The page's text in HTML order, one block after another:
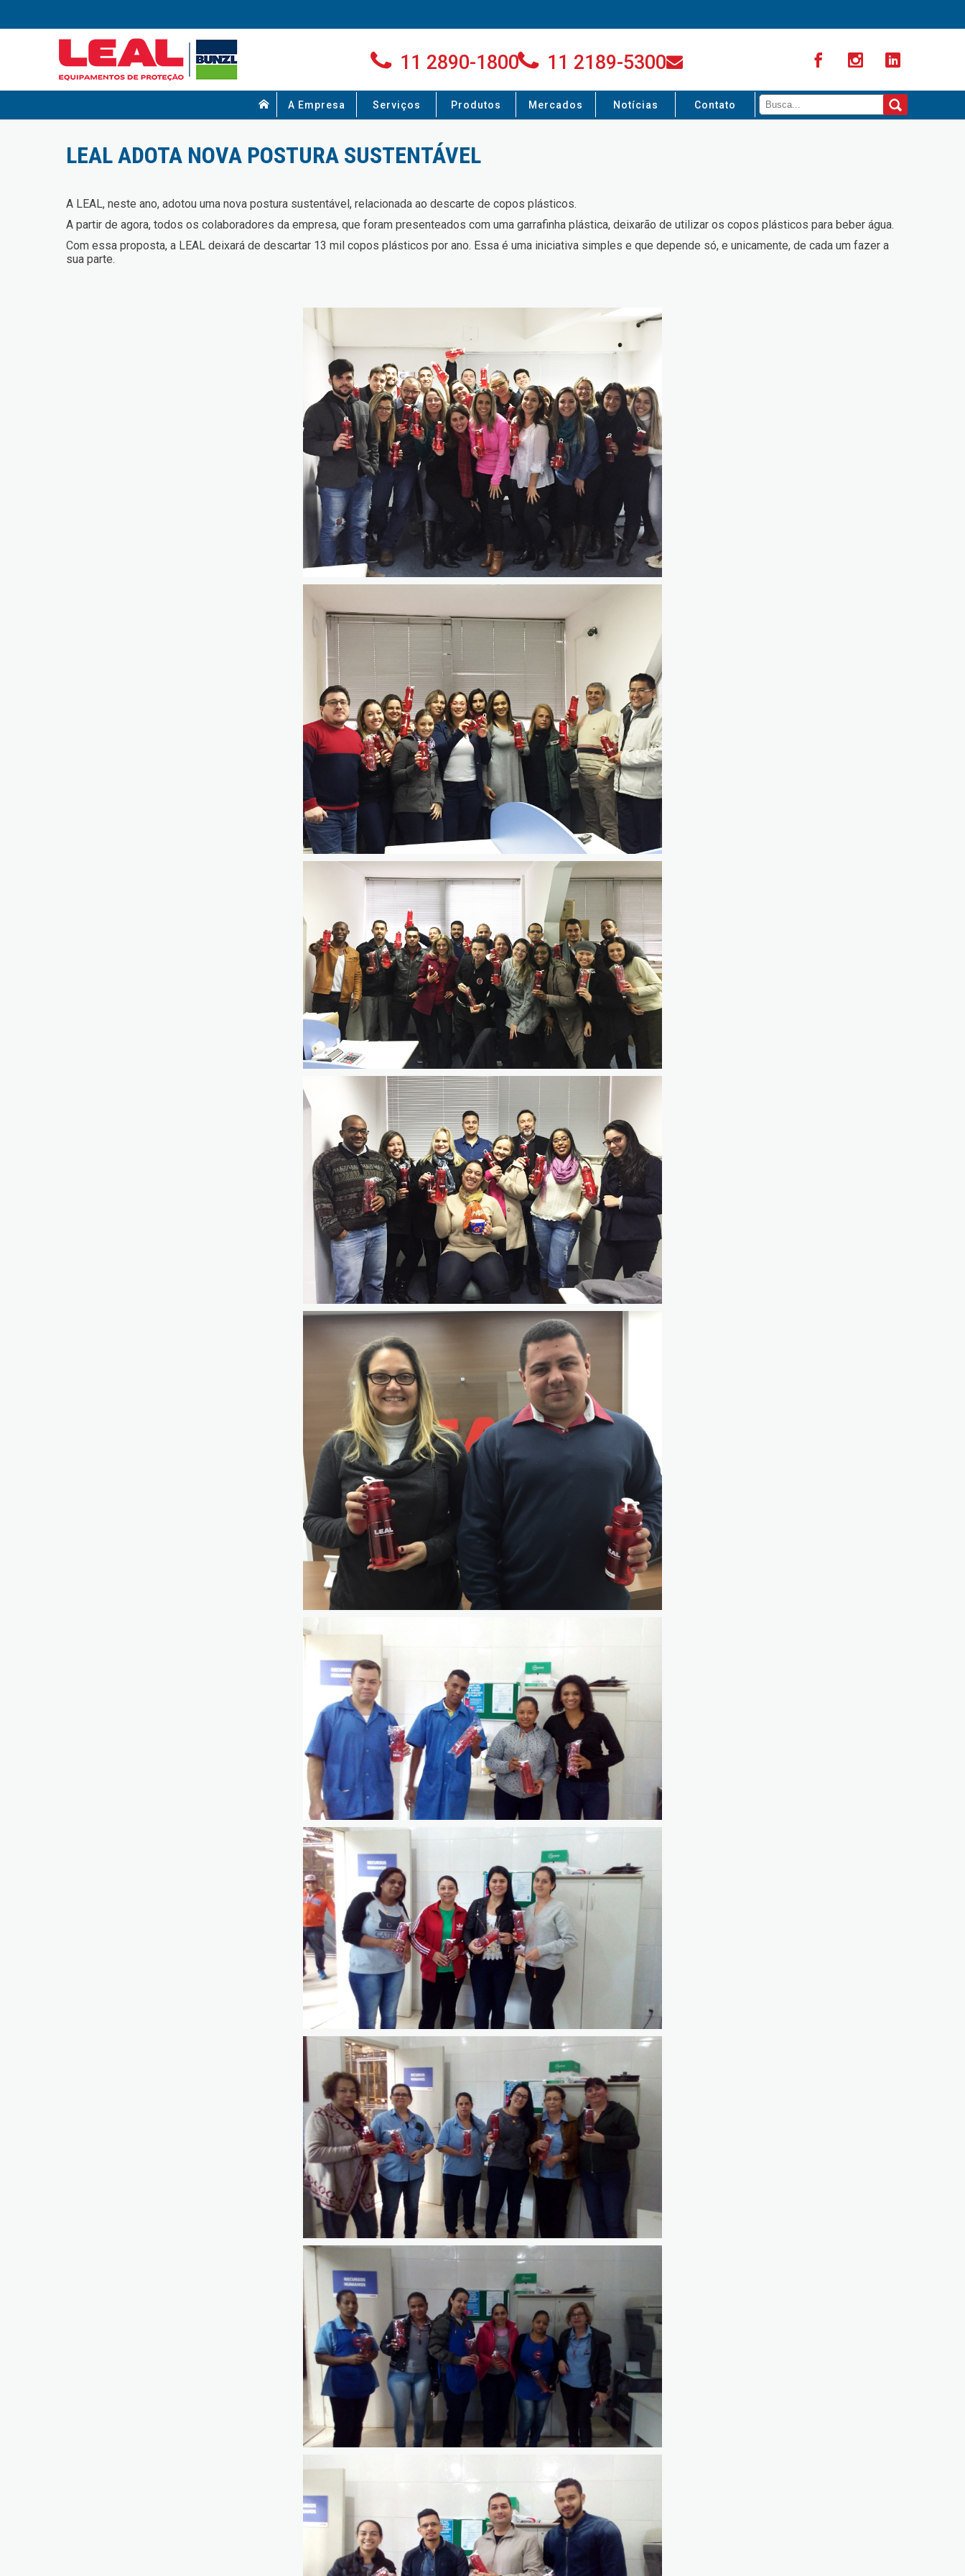
11 2890-1800 11 2189-5300
A Empresa Serviços Produtos Mercados Notícias Contato
LEAL ADOTA NOVA POSTURA SUSTENTÁVEL
A LEAL, neste ano, adotou uma nova postura sustentável, relacionada ao descarte de copos plásticos.
A partir de agora, todos os colaboradores da empresa, que foram presenteados com uma garrafinha plástica, deixarão de utilizar os copos plásticos para beber água.
Com essa proposta, a LEAL deixará de descartar 13 mil copos plásticos por ano. Essa é uma iniciativa simples e que depende só, e unicamente, de cada um fazer a
sua parte.